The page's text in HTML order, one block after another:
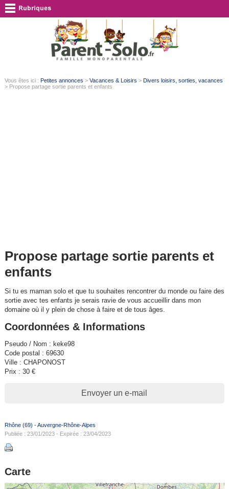
Vous êtes ici : Petites annonces > Vacances & Loisirs > Divers loisirs, sorties, vacances
> Propose partage sortie parents et enfants
Propose partage sortie parents et
enfants
Si tu es maman solo et que tu souhaites rencontrer du monde ou faire des
sortie avec tes enfants je serais ravie de vous accueillir dans mon
domaine où il y plein de chose à faire et de tous âges.
Coordonnées & Informations
Pseudo / Nom : keke98
Code postal : 69630
Ville : CHAPONOST
Prix : 30 €
Envoyer un e-mail
Rhône (69) -Auvergne-Rhône-Alpes
Publiée : 23/01/2023 - Expirée : 23/04/2023
Carte